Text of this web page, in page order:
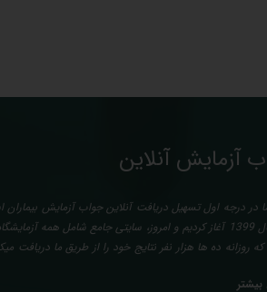
آزمایش آنلاین
در درجه اول تسهیل دریافت آنلاین جواب آزمایش
را از سال 1399 آغاز کردیم و امروز، سایتی جامع شامل همه
روزانه ده ها هزار نفر نتایج خود را از طریق ما دریافت
میباشد. رسالت ما در تفسیر، استخراج حداکثر